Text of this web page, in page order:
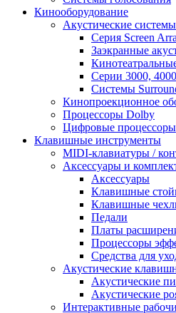
Кинооборудование
Акустические
Cерия Screen
Заэкранные
Серии 3000,
Системы
Кинопроекционное
Процессоры Dolby
Цифровые процессоры
Клавишные инструменты
MIDI-клавиатуры /
Аксессуары и
Аксессуары
Клавишные
Клавишные
Педали
Платы
Процессоры
Средства для
Акустические
Акустические
Акустические
Интерактивные